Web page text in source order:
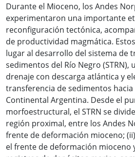
Durante el Mioceno, los Andes
experimentaron una importante
reconfiguración tectónica,
de productividad magmática.
lugar al desarrollo del sistema de
sedimentos del Río Negro (STRN),
drenaje con descarga atlántica y
transferencia de sedimentos
Continental Argentina. Desde el
morfoestructural, el STRN se
región proximal, entre los Andes
frente de deformación mioceno;
el frente de deformación mioceno